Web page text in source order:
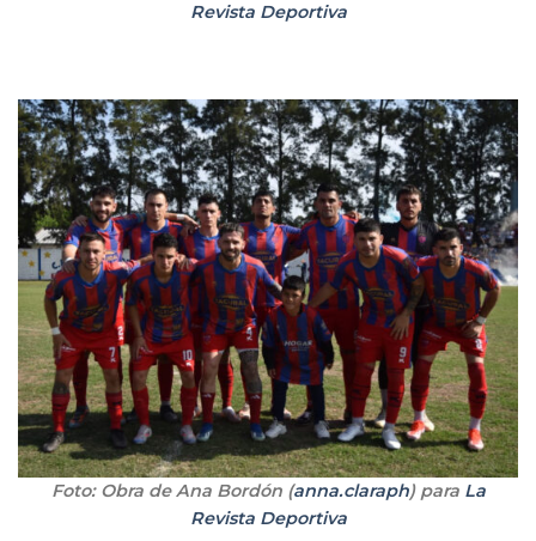
Revista Deportiva
Foto: Obra de Ana Bordón (anna.claraph) para La
Revista Deportiva